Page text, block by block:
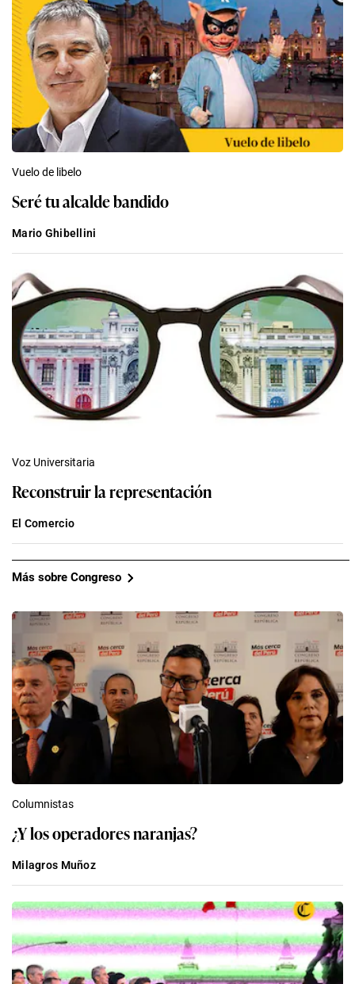
Vuelo de libelo
Seré tu alcalde bandido
Mario Ghibellini
Voz Universitaria
Reconstruir la representación
El Comercio
Más sobre Congreso
Columnistas
¿Y los operadores naranjas?
Milagros Muñoz